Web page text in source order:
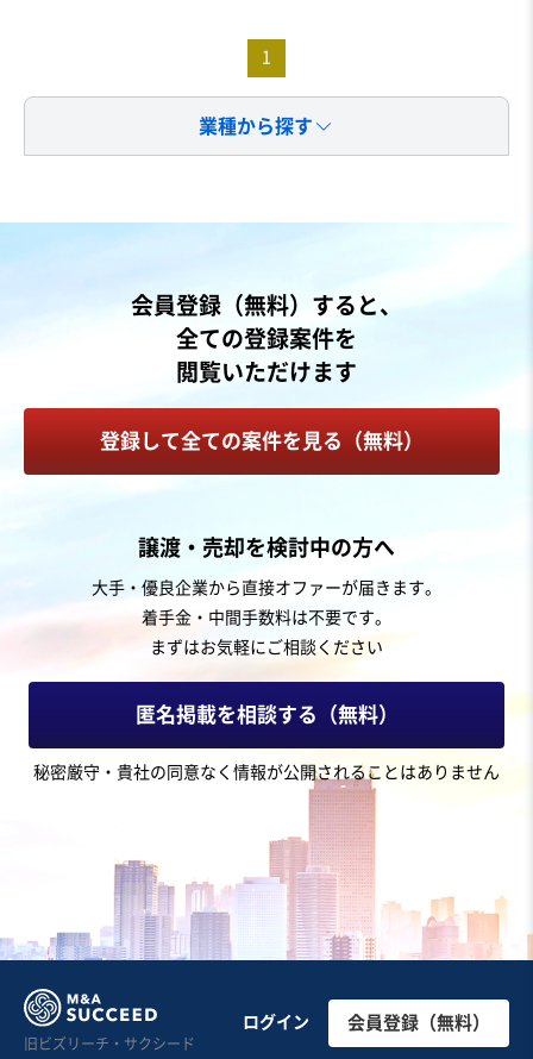
1
業種から探す
会員登録（無料）すると、
全ての登録案件を
閲覧いただけます
登録して全ての案件を見る（無料）
譲渡・売却を検討中の方へ
大手・優良企業から直接オファーが届きます。
着手金・中間手数料は不要です。
まずはお気軽にご相談ください
匿名掲載を相談する（無料）
秘密厳守・貴社の同意なく情報が公開されることはありません
旧ビズリーチ・サクシード
ログイン 会員登録（無料）